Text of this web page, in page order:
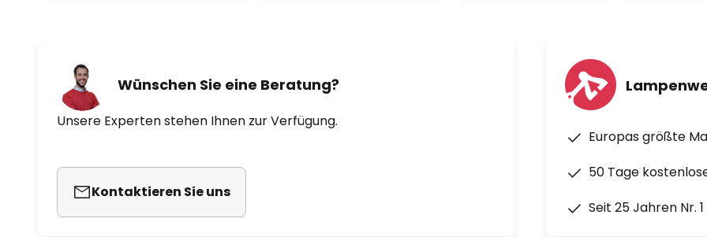
Wünschen Sie eine Beratung?
Unsere Experten stehen Ihnen zur Verfügung.
Kontaktieren Sie uns
Europas größte
50 Tage
Seit 25 Jahren Nr.